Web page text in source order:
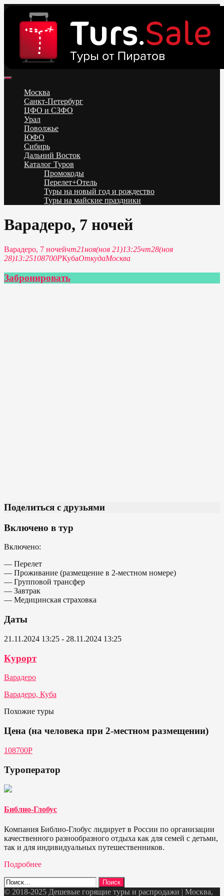
content
Низкие цены на путевки 3-7-10 ночей все включено, отдых на
море. Распродажа экскурсионных и горнолыжных туров.
Обновление каждый день. Официальный сайт Тур Сейл
Москва
Санкт-Петербург
ЦФО и СЗФО
Урал
Поволжье
ЮФО
Сибирь
Дальний Восток
Каталог Туров
Промокоды
Перелет+Отель
Туры на новый год и рождество
Туры на майские праздники
Варадеро, 7 ночей
Варадеро, 7 ночейчт21ноя(ноя 21)13:25чт28(ноя
28)13:25108700РКубаОткудаМосква
Забронировать
Поделиться с друзьями
Включено в тур
Включено:
— Перелет
— Проживание (размещение в 2-местном номере)
— Групповой трансфер
— Завтрак
— Медицинская страховка
Даты
21.11.2024 13:25 - 28.11.2024 13:25
Курорт
Варадеро
Варадеро, Куба
Похожие туры
Цена (на человека при 2-местном размещении)
108700Р
Туроператор
Библио-Глобус
Компания Библио-Глобус лидирует в России по организации
качественного разнообразного отдыха как для семей с детьми,
так и для индивидуальных путешественников.
Подробнее
Найти:
© 2018-2025 Дешевые горящие туры и распродажи | Москва,